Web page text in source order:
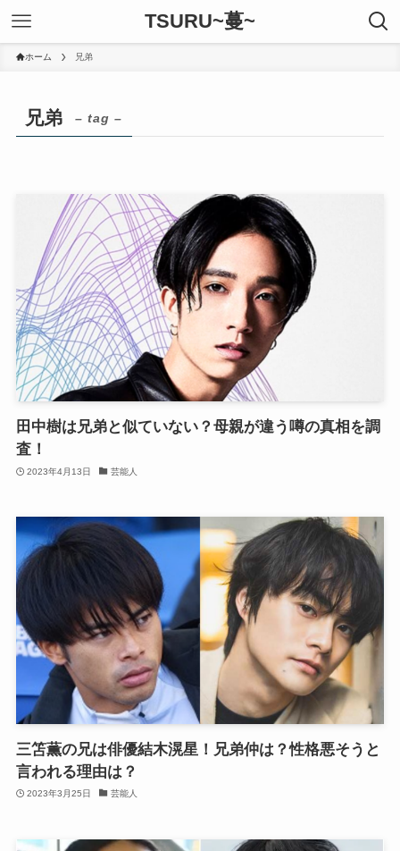
TSURU~蔓~
ホーム 兄弟
兄弟 – tag –
田中樹は兄弟と似ていない？母親が違う噂の真相を調
査！
2023年4月13日 芸能人
三笘薫の兄は俳優結木滉星！兄弟仲は？性格悪そうと
言われる理由は？
2023年3月25日 芸能人